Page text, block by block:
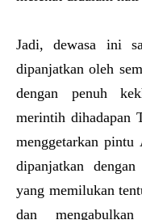
Jadi, dewasa ini
dipanjatkan oleh
dengan penuh
merintih dihadapan
menggetarkan
dipanjatkan
yang memilukan
dan